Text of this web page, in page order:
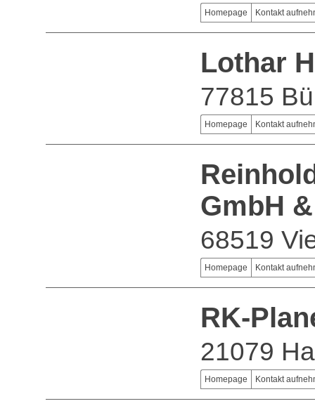
Homepage Kontakt
Lothar
77815
Homepage Kontakt
GmbH
68519
Homepage Kontakt
RK-
21079
Homepage Kontakt